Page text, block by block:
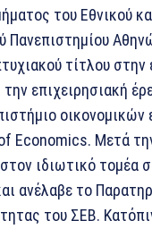
του Εθνικού
Πανεπιστημίου
τίτλου
επιχειρησιακή
οικονομικών
Economics. Μετά
ιδιωτικό τομέα
ανέλαβε το
του ΣΕΒ.